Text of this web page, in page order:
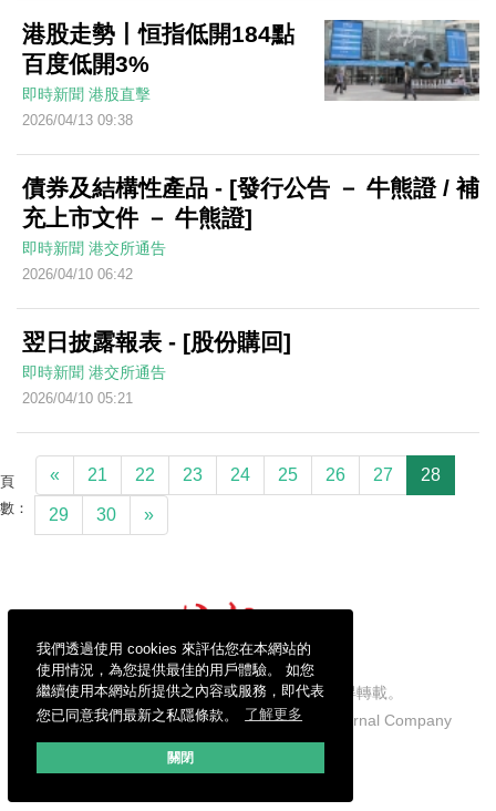
我們透過使用 cookies 來評估您在本網站的
使用情況，為您提供最佳的用戶體驗。 如您
繼續使用本網站所提供之內容或服務，即代表
您已同意我們最新之私隱條款。
了解更多
關閉
港股走勢丨恒指低開184點
百度低開3%
即時新聞 港股直擊
2026/04/13 09:38
債券及結構性產品 - [發行公告 － 牛熊證 / 補
充上市文件 － 牛熊證]
即時新聞 港交所通告
2026/04/10 06:42
翌日披露報表 - [股份購回]
即時新聞 港交所通告
2026/04/10 05:21
頁
數：
« 21 22 23 24 25 26 27 28
29 30 »
信報財經新聞有限公司版權所有，不得轉載。
Copyright © 2026 Hong Kong Economic Journal Company
Limited. All rights reserved.